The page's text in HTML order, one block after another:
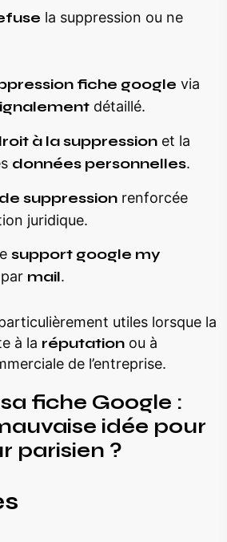
la suppression ou ne
fiche google via
détaillé.
à la suppression et la
données personnelles.
suppression renforcée
juridique.
support google my
mail.
utiles lorsque la
à la réputation ou à
de l’entreprise.
fiche Google :
idée pour
parisien ?